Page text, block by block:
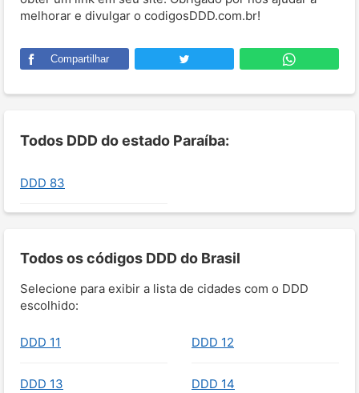
melhorar e divulgar o codigosDDD.com.br!
Compartilhar
Todos DDD do estado Paraíba:
DDD 83
Todos os códigos DDD do Brasil
Selecione para exibir a lista de cidades com o DDD
escolhido:
DDD 11 DDD 12
DDD 13 DDD 14